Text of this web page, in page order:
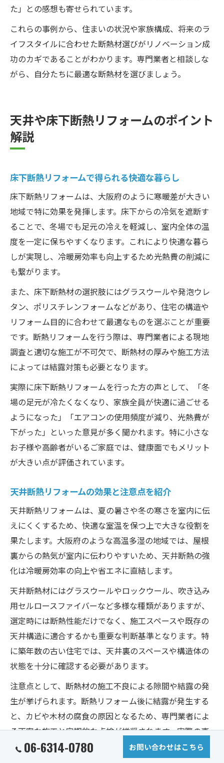
た」との感想も寄せられています。
これらの事例から、住まいの状況や家族構成、将来のラ
イフスタイルに合わせた断熱材選びがリノベーション成
功のカギであることがわかります。専門業者と相談しな
がら、自分たちに最適な断熱材を選びましょう。
天井や床下断熱リフォームのポイント
解説
床下断熱リフォームで得られる快適な暮らし
床下断熱リフォームは、大阪府のように寒暖差が大きい
地域で特に効果を発揮します。床下からの冷気を遮断す
ることで、冬場でも足元の冷えを軽減し、室内全体の温
度を一定に保ちやすくなります。これにより快適な暮ら
しが実現し、冷暖房効率も向上するため光熱費の削減に
も繋がります。
また、床下断熱材の選択肢にはグラスウールや発泡ウレ
タン、ポリスチレンフォームなどがあり、住宅の構造や
リフォーム目的に合わせて最適なものを選ぶことが重要
です。断熱リフォームを行う際は、専門業者による現地
調査と適切な施工が不可欠で、断熱材の厚みや施工方法
によっては結露対策も必要となります。
実際に床下断熱リフォームを行った方の声として、「冬
場の足元が冷たくなくなり、家族全員が快適に過ごせる
ようになった」「エアコンの使用頻度が減り、光熱費が
下がった」といった意見が多く聞かれます。特に小さな
お子様や高齢者がいるご家庭では、健康面でもメリット
が大きい点が評価されています。
天井断熱リフォームの効果と注意点を紹介
天井断熱リフォームは、夏の暑さや冬の寒さを室内に伝
えにくくするため、快適な室温を保つ上で大きな役割を
果たします。大阪府のような高温多湿の地域では、屋根
裏からの熱気が室内に伝わりやすいため、天井断熱の強
化は冷暖房効率の向上や省エネに直結します。
天井断熱材にはグラスウールやロックウール、吹き込み
用セルロースファイバーなど多様な種類がありますが、
選定時には断熱性能だけでなく、施工スペースや既存の
天井構造に適合するかも重要な判断基準となります。特
に築年数の古い住宅では、天井裏のスペースや構造体の
状態を十分に確認する必要があります。
注意点として、断熱材の施工不良による隙間や結露の発
生が挙げられます。断熱リフォーム後に結露が発生する
と、カビや木材の腐食の原因となるため、専門業者によ
る丁寧な施工と定期的な点検が推奨されます。実際の事
例では、適切な天井断熱の導入により「夏場のエアコン
06-6314-0780 お問い合わせはこちら